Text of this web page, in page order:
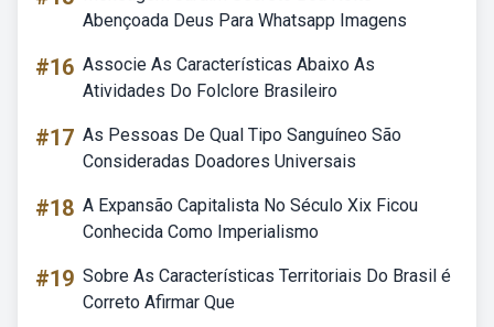
Abençoada Deus Para Whatsapp Imagens
#16 Associe As Características Abaixo As
Atividades Do Folclore Brasileiro
#17 As Pessoas De Qual Tipo Sanguíneo São
Consideradas Doadores Universais
#18 A Expansão Capitalista No Século Xix Ficou
Conhecida Como Imperialismo
#19 Sobre As Características Territoriais Do Brasil é
Correto Afirmar Que